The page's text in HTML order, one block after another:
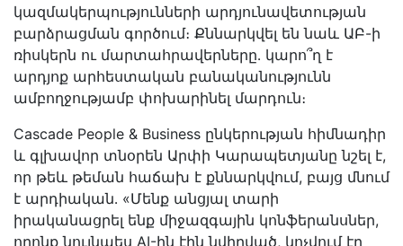
կազմակերպությունների արդյունավետության
բարձրացման գործում։ Քննարկվել են նաև ԱԲ-ի
ռիսկերն ու մարտահրավերները․ կարո՞ղ է
արդյոք արհեստական բանականությունն
ամբողջությամբ փոխարինել մարդուն։
Cascade People & Business ընկերության հիմնադիր
և գլխավոր տնօրեն Արփի Կարապետյանը նշել է,
որ թեև թեման հաճախ է քննարկվում, բայց մնում
է արդիական․ «Մենք անցյալ տարի
իրականացրել ենք միջազգային կոնֆերանսներ,
որոնք նույնպես AI-ին էին նվիրված, կոչվում էր